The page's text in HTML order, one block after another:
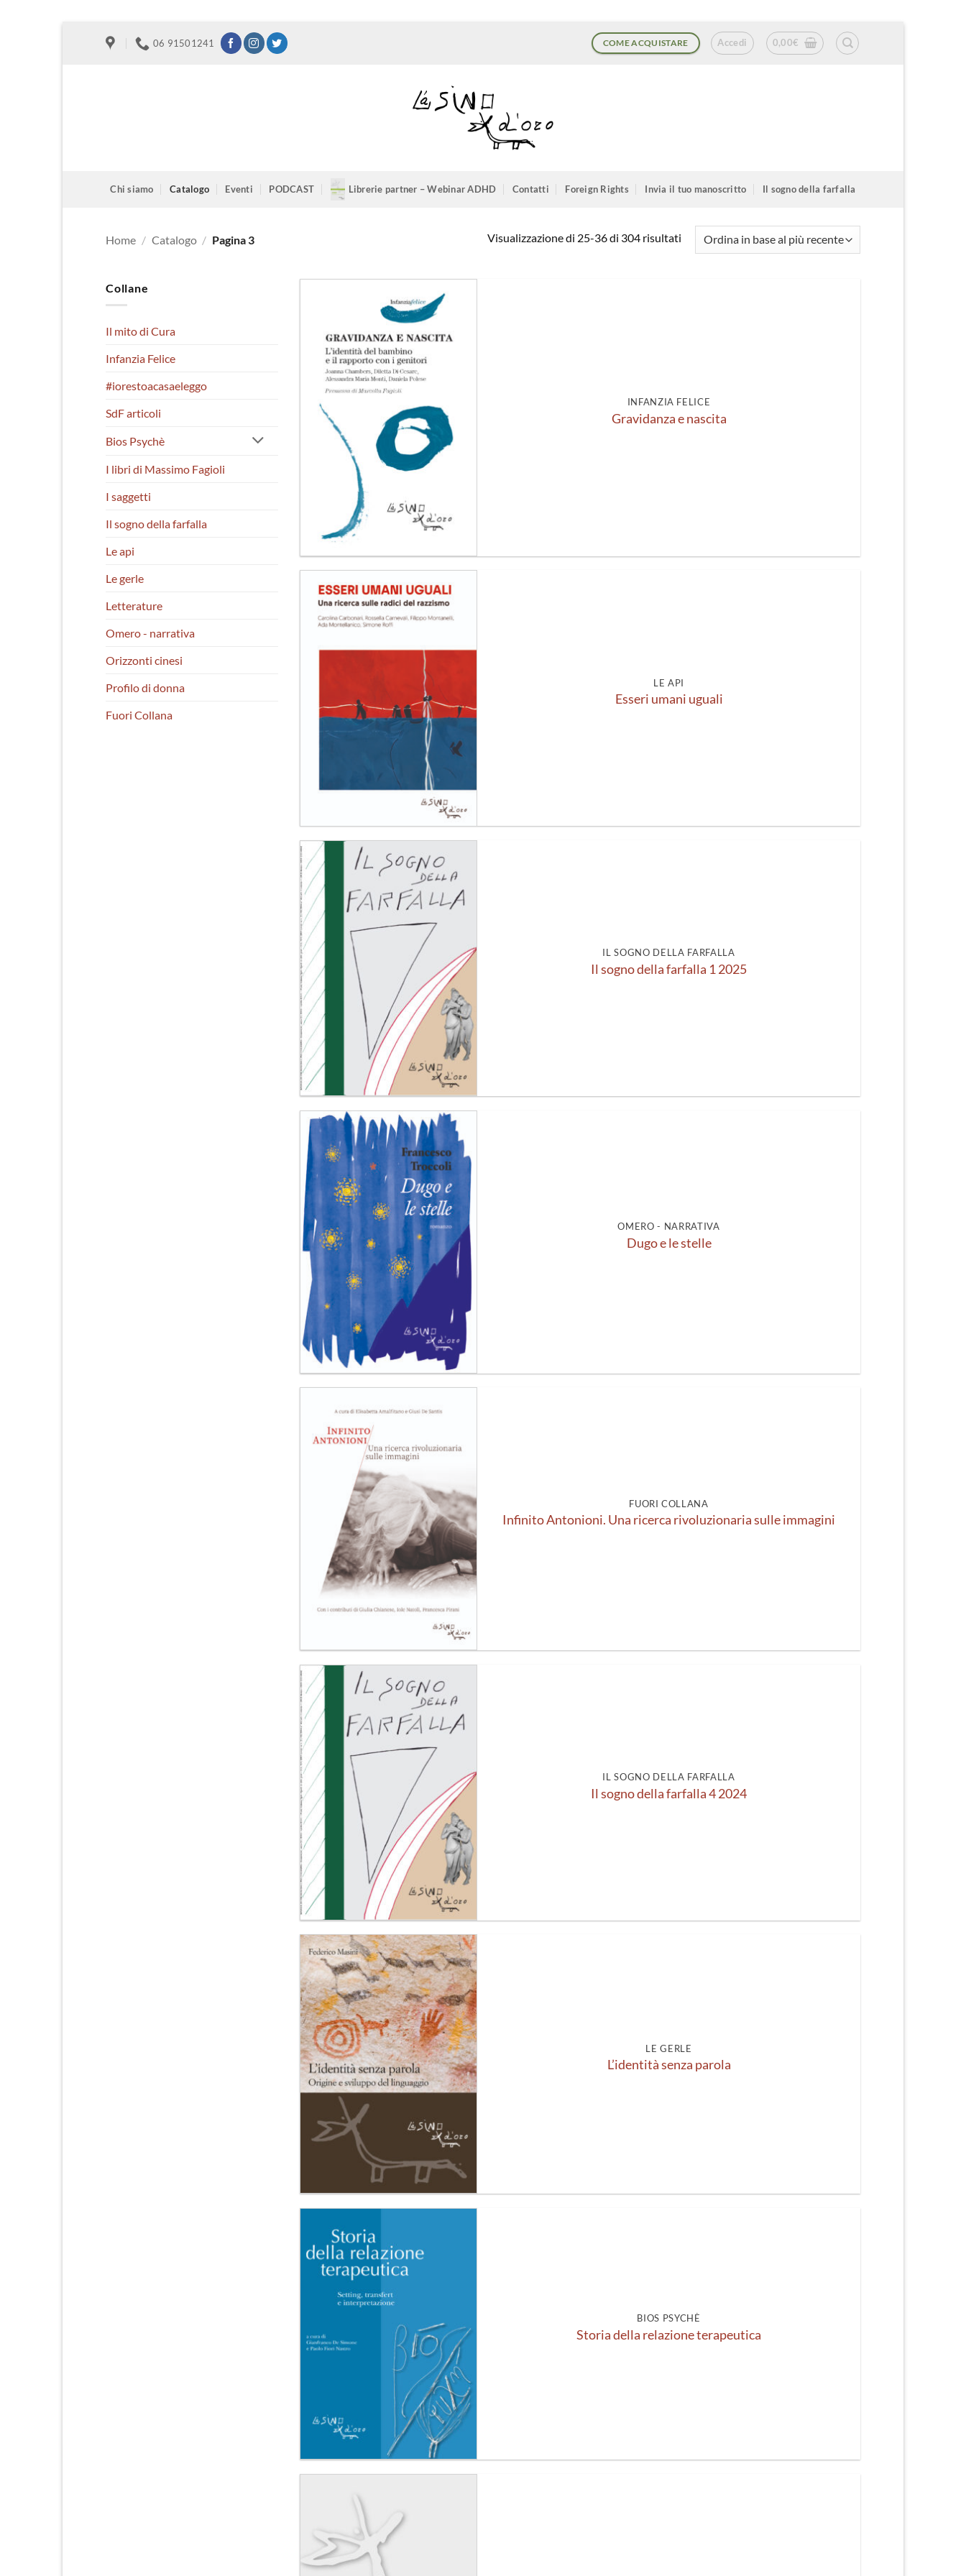
06 91501241 COME ACQUISTARE Accedi 0,00€
Chi siamo Catalogo Eventi PODCAST Librerie partner – Webinar ADHD Contatti Foreign Rights Invia il tuo manoscritto Il sogno della farfalla
Home / Catalogo / Pagina 3 Visualizzazione di 25-36 di 304 risultatiOrdina
Collane
Il mito di Cura
Infanzia Felice
#iorestoacasaeleggo
SdF articoli
Bios Psychè
I libri di Massimo Fagioli
I saggetti
Il sogno della farfalla
Le api
Le gerle
Letterature
Omero - narrativa
Orizzonti cinesi
Profilo di donna
Fuori Collana
Aggiungi
dei
INFANZIA FELICE
Gravidanza e nascita
Aggiungi
alla lista
LE API
Esseri umani uguali
Aggiungi
alla lista
dei
desideri
IL SOGNO DELLA FARFALLA
Il sogno della farfalla 1 2025
Aggiungi
alla lista
dei
OMERO - NARRATIVA
Dugo e le stelle
dei
FUORI COLLANA
Infinito Antonioni. Una ricerca rivoluzionaria sulle immagini
Aggiungi
alla lista
dei
desideri
IL SOGNO DELLA FARFALLA
Il sogno della farfalla 4 2024
Aggiungi
alla lista
dei
desideri
LE GERLE
L’identità senza parola
BIOS PSYCHÈ
Storia della relazione terapeutica